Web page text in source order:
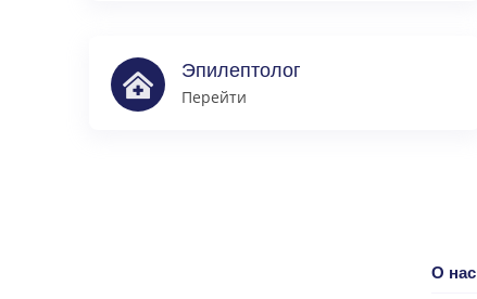
Эпилептолог
Перейти
О нас